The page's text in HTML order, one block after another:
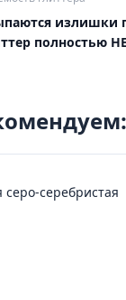
излишки
полностью
серебристая